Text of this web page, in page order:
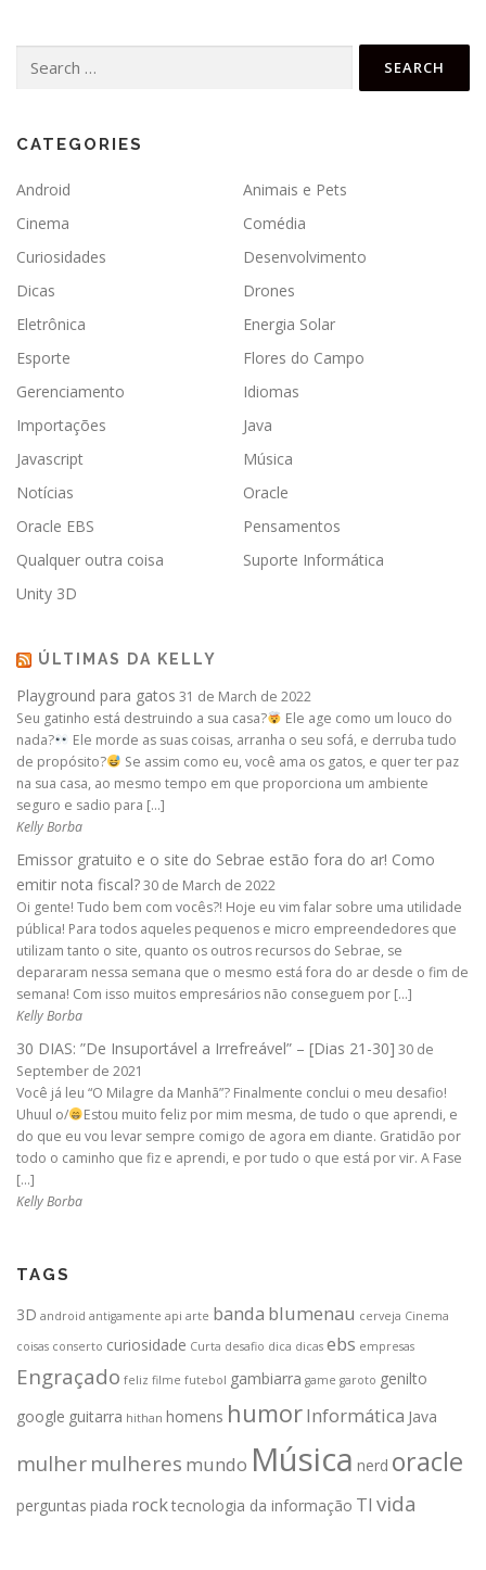
for:
CATEGORIES
Android
Animais e Pets
Cinema
Comédia
Curiosidades
Desenvolvimento
Dicas
Drones
Eletrônica
Energia Solar
Esporte
Flores do Campo
Gerenciamento
Idiomas
Importações
Java
Javascript
Música
Notícias
Oracle
Oracle EBS
Pensamentos
Qualquer outra coisa
Suporte Informática
Unity 3D
ÚLTIMAS DA KELLY
Playground para gatos 31 de March de 2022
Seu gatinho está destruindo a sua casa?
Ele age como um louco do
nada?
Ele morde as suas coisas, arranha o seu sofá, e derruba tudo
de propósito?
Se assim como eu, você ama os gatos, e quer ter paz
na sua casa, ao mesmo tempo em que proporciona um ambiente
seguro e sadio para […]
Kelly Borba
Emissor gratuito e o site do Sebrae estão fora do ar! Como
emitir nota fiscal?30 de March de 2022
Oi gente! Tudo bem com vocês?! Hoje eu vim falar sobre uma utilidade
pública! Para todos aqueles pequenos e micro empreendedores que
utilizam tanto o site, quanto os outros recursos do Sebrae, se
depararam nessa semana que o mesmo está fora do ar desde o fim de
semana! Com isso muitos empresários não conseguem por […]
Kelly Borba
30 DIAS: ”De Insuportável a Irrefreável” – [Dias 21-30] 30 de
September de 2021
Você já leu “O Milagre da Manhã”? Finalmente conclui o meu desafio!
Uhuul o/
Estou muito feliz por mim mesma, de tudo o que aprendi, e
do que eu vou levar sempre comigo de agora em diante. Gratidão por
todo o caminho que fiz e aprendi, e por tudo o que está por vir. A Fase
[…]
Kelly Borba
TAGS
3D android antigamente api arte banda blumenau cerveja Cinema
coisas conserto curiosidade Curta desafio dica dicas ebs empresas
Engraçado feliz filme futebol gambiarra game garoto genilto
google guitarra hithan homens humorInformática Java
mulher mulheres mundo Música nerd oracle
perguntas piada rocktecnologia da informação TI vida